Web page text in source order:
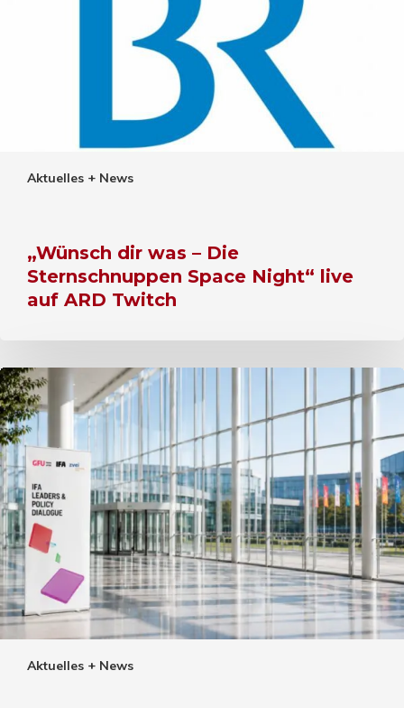
Aktuelles + News
„Wünsch dir was – Die
Sternschnuppen Space Night“ live
auf ARD Twitch
Aktuelles + News